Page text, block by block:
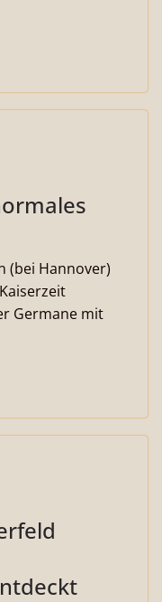
(bei Hannover)
Germane mit